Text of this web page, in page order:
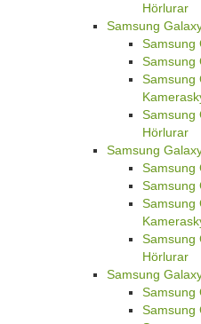
Hörlurar
Samsung
Samsung
Samsung
Samsung
Samsung
Hörlurar
Samsung
Samsung
Samsung
Samsung
Samsung
Hörlurar
Samsung
Samsung
Samsung